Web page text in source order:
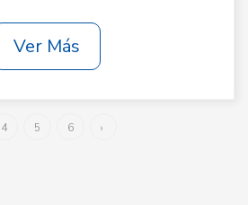
Ver Más
4 5 6 ›